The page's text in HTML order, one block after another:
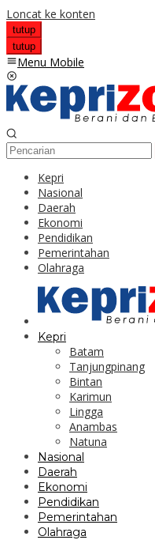
Loncat ke konten
tutup
tutup
Menu Mobile
Kepri
Nasional
Daerah
Ekonomi
Pendidikan
Pemerintahan
Olahraga
Kepri
Batam
Tanjungpinang
Bintan
Karimun
Lingga
Anambas
Natuna
Nasional
Daerah
Ekonomi
Pendidikan
Pemerintahan
Olahraga